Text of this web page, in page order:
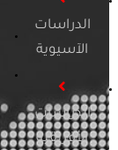
الدراسات
الآسيوية
الدراسات
الأفريقية